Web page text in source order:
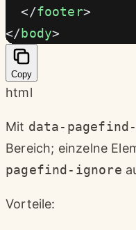
  </
footer>
</body>
Copy
html
Mit data-pagefind-
Bereich; einzelne
pagefind-ignore
Vorteile: